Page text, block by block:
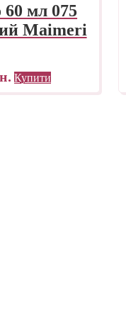
мл 075
Maimeri
Купити